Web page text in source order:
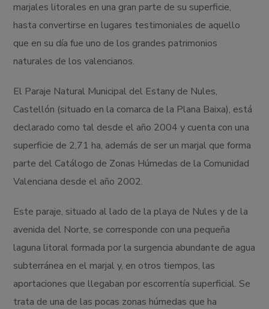
marjales litorales en una gran parte de su superficie,
hasta convertirse en lugares testimoniales de aquello
que en su día fue uno de los grandes patrimonios
naturales de los valencianos.
El Paraje Natural Municipal del Estany de Nules,
Castellón (situado en la comarca de la Plana Baixa), está
declarado como tal desde el año 2004 y cuenta con una
superficie de 2,71 ha, además de ser un marjal que forma
parte del Catálogo de Zonas Húmedas de la Comunidad
Valenciana desde el año 2002.
Este paraje, situado al lado de la playa de Nules y de la
avenida del Norte, se corresponde con una pequeña
laguna litoral formada por la surgencia abundante de agua
subterránea en el marjal y, en otros tiempos, las
aportaciones que llegaban por escorrentía superficial. Se
trata de una de las pocas zonas húmedas que ha